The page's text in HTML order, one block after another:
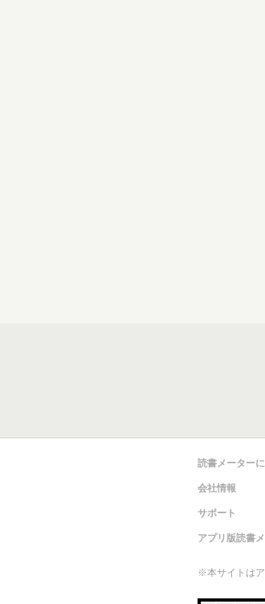
読書メーター
会社情報
サポート
アプリ版読書
※本サイトは